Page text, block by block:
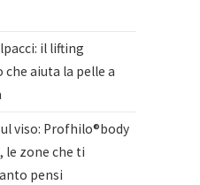
il lifting
aiuta la pelle a
viso: Profhilo®body
le zone che ti
pensi